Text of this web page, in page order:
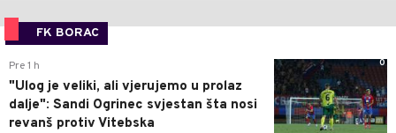
FK BORAC
0
Pre 1 h
"Ulog je veliki, ali vjerujemo u prolaz
dalje": Sandi Ogrinec svjestan šta nosi
revanš protiv Vitebska